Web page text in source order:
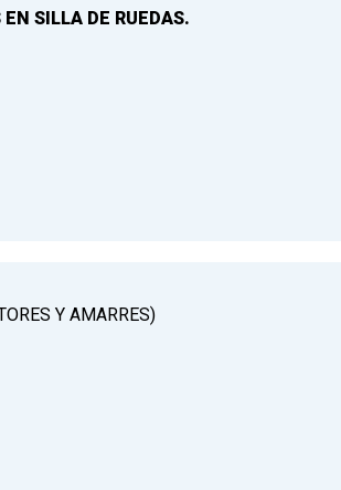
SILLA DE RUEDAS.
Y AMARRES)